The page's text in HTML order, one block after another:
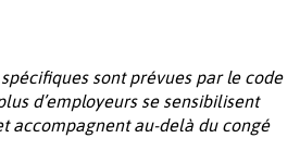
sont prévues par le code
d’employeurs se sensibilisent
accompagnent au-delà du congé